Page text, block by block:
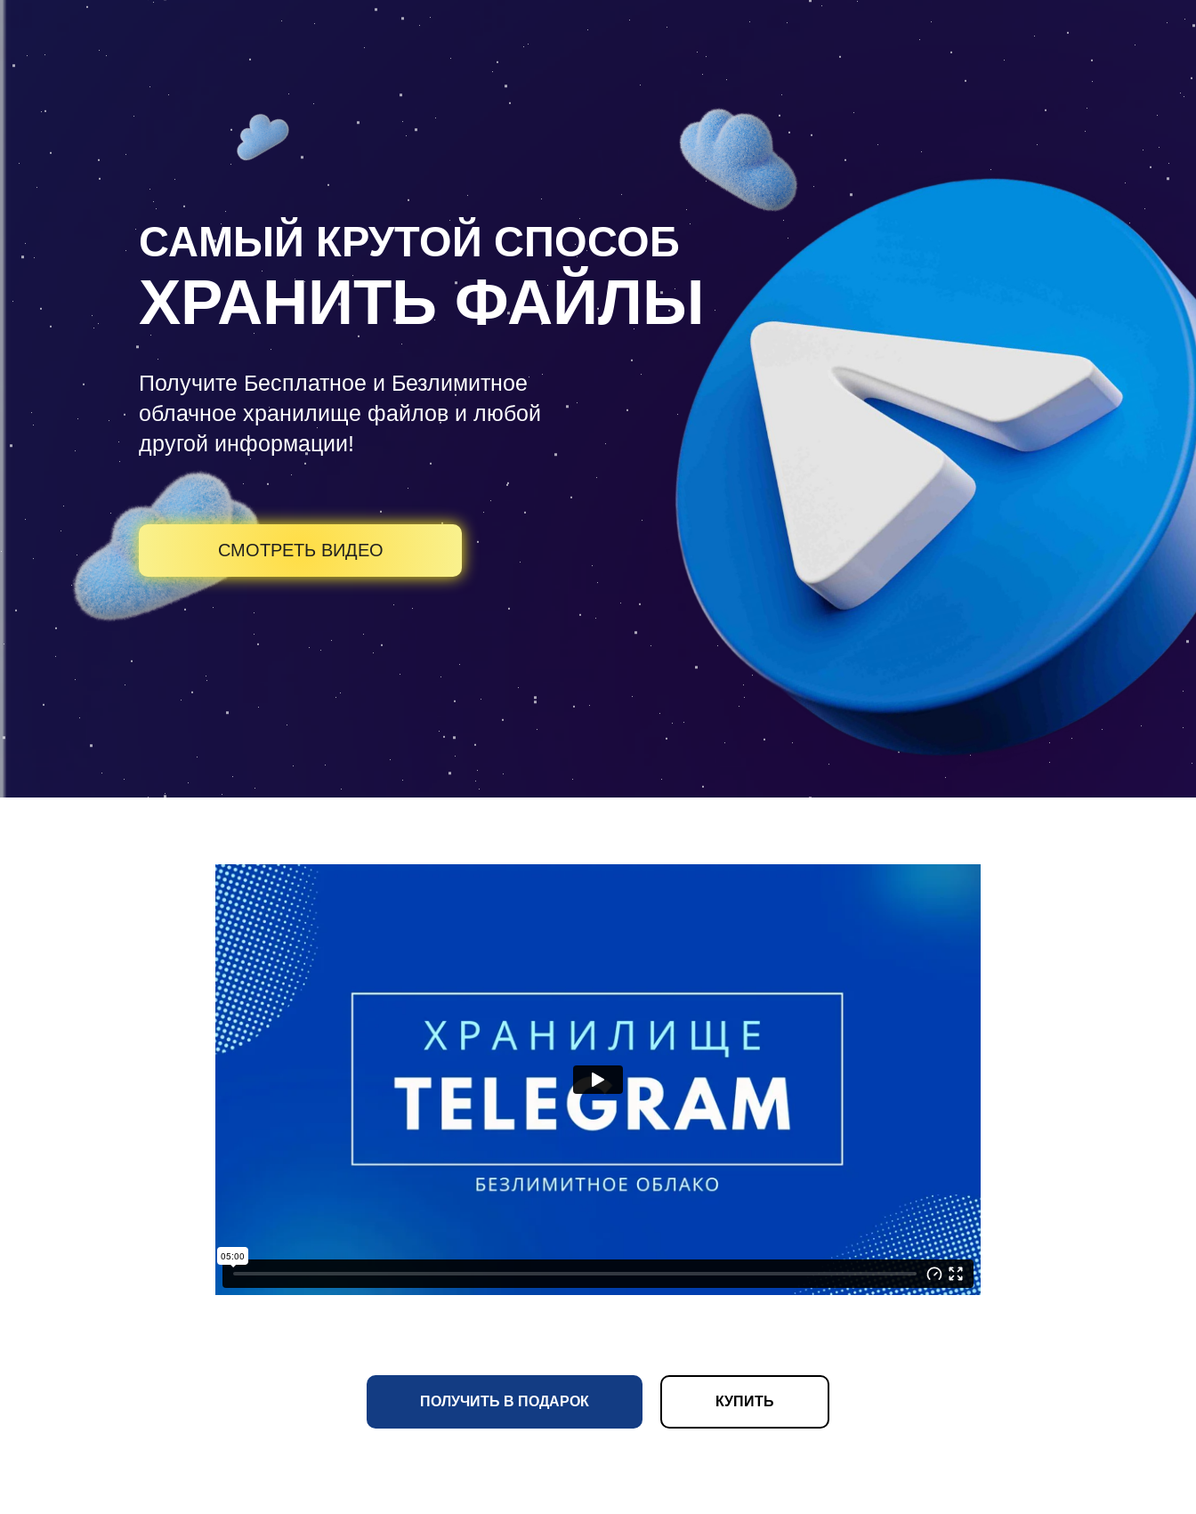
САМЫЙ КРУТОЙ СПОСОБ
ХРАНИТЬ ФАЙЛЫ
Получите Бесплатное и Безлимитное
облачное хранилище файлов и любой
другой информации!
СМОТРЕТЬ ВИДЕО
ПОЛУЧИТЬ В ПОДАРОК КУПИТЬ